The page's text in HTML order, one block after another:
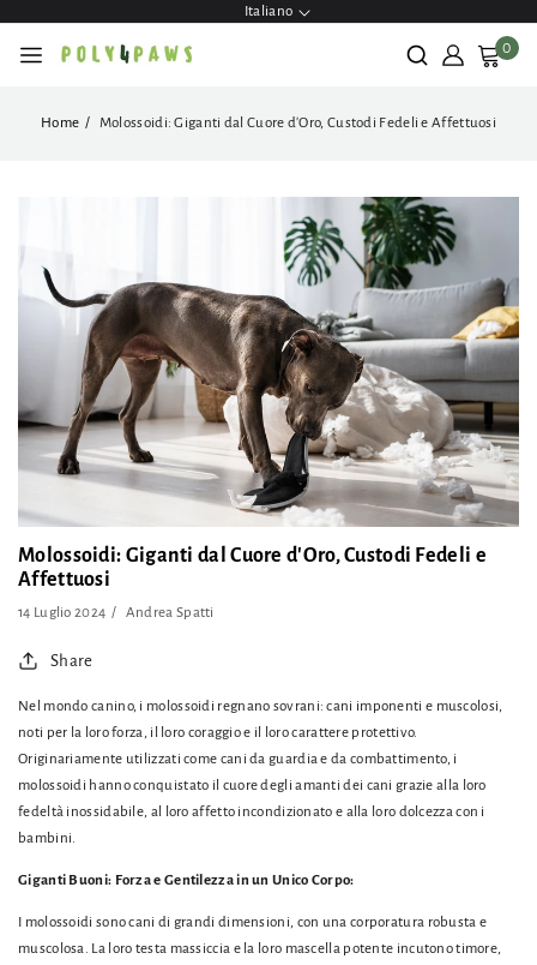
Italiano
0
Home Molossoidi: Giganti dal Cuore d'Oro, Custodi Fedeli e Affettuosi
Molossoidi: Giganti dal Cuore d'Oro, Custodi Fedeli e
Affettuosi
14 Luglio 2024 Andrea Spatti
Share
Nel mondo canino, i molossoidi regnano sovrani: cani imponenti e muscolosi,
noti per la loro forza,il loro coraggio e il loro carattere protettivo.
Originariamente utilizzati come cani da guardia e da combattimento, i
molossoidi hanno conquistato il cuore degli amanti dei cani grazie alla loro
fedeltà inossidabile, al loro affetto incondizionato e alla loro dolcezza con i
bambini.
Giganti Buoni: Forza e Gentilezza in un Unico Corpo:
I molossoidi sono cani di grandi dimensioni, con una corporatura robusta e
muscolosa. La loro testa massiccia e la loro mascella potente incutono timore,